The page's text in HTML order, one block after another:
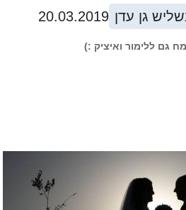
גן עדן 20.03.2019
גם ללימור ואיציק :)